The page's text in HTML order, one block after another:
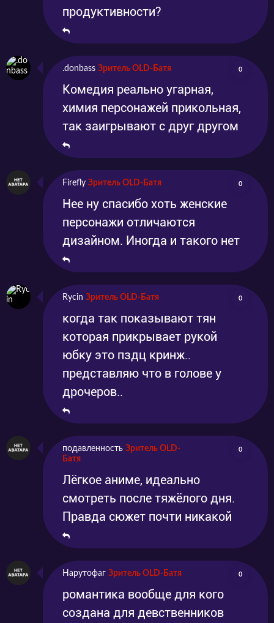
продуктивности?
.donbass Зритель OLD-Батя 0
Комедия реально угарная,
химия персонажей прикольная,
так заигрывают с друг другом
Firefly Зритель OLD-Батя 0
Нее ну спасибо хоть женские
персонажи отличаются
дизайном. Иногда и такого нет
Rycin Зритель OLD-Батя 0
когда так показывают тян
которая прикрывает рукой
юбку это пздц кринж..
представляю что в голове у
дрочеров..
подавленность Зритель OLD-
Батя
0
Лёгкое аниме, идеально
смотреть после тяжёлого дня.
Правда сюжет почти никакой
Нарутофаг Зритель OLD-Батя 0
романтика вообще для кого
создана для девственников